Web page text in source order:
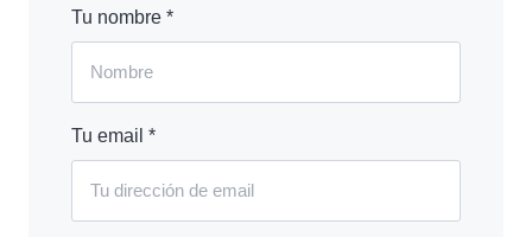
Tu nombre *
Tu email *